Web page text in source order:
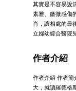
其實是不容易說
素雅、微微感傷
肖，讓相處的最
立婦幼綜合醫院
作者介紹
作者介紹 作者簡
大，就讀羅德格